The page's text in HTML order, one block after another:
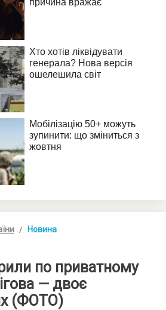
Новина
по приватному
— двоє
(ФОТО)